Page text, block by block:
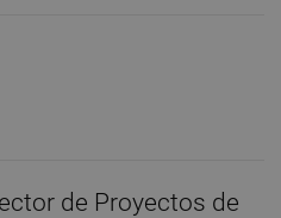
de Proyectos de